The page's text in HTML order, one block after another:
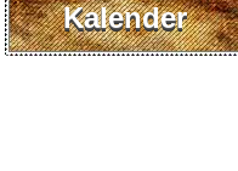
Kalender